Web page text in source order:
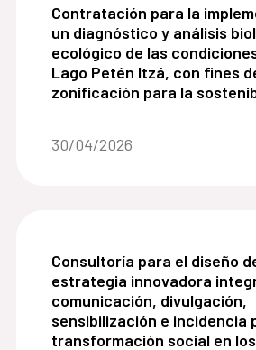
Contratación para la
Contratación para la
un diagnóstico y análisis
ecológico de las
Lago Petén Itzá, con fines
zonificación para la
Date of the news::
30/04/2026
Consultoría para el diseño
Consultoría para el diseño
estrategia innovadora
comunicación, divulgación,
sensibilización e incidencia
transformación social en